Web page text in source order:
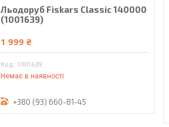
Льодоруб Fiskars Classic 140000
(1001639)
1 999 ₴
1001639
Немає в наявності
+380 (93) 660-81-45